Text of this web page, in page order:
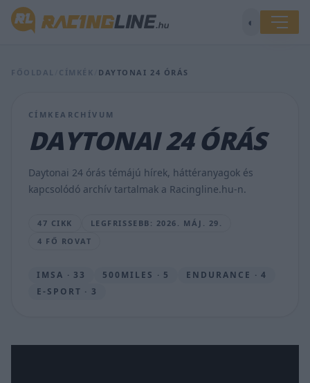
◐
FŐOLDAL CÍMKÉK DAYTONAI 24 ÓRÁS
CÍMKEARCHÍVUM
DAYTONAI 24 ÓRÁS
Daytonai 24 órás témájú hírek, háttéranyagok és
kapcsolódó archív tartalmak a Racingline.hu-n.
47 CIKK
LEGFRISSEBB: 2026. MÁJ. 29.
4 FŐ ROVAT
IMSA · 33 500MILES · 5
ENDURANCE · 4
E-SPORT · 3
Verstappen
a
legenda
SEBŐK
29.